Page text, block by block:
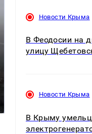
было с 1945: чего
Новости Крыма
В Феодосии на
улицу
Новости Крыма
В Крыму